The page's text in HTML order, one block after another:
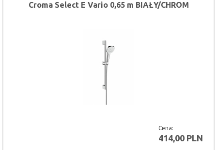
Cena:
414,00 PLN
Croma Select E Vario 0,65 m BIAŁY/CHROM